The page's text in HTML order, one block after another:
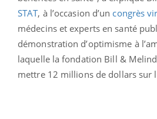
STAT, à l’occasion d’un congrès
médecins et experts en santé
démonstration d’optimisme à
laquelle la fondation Bill &
mettre 12 millions de dollars sur